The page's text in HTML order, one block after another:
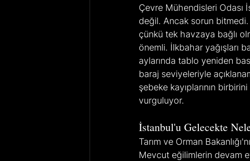
Çevre Mühendisleri Odası
değil. Ancak sorun bitmedi.
çünkü tek havzaya bağlı
önemli. İlkbahar yağışları
aylarında tablo yeniden
baraj seviyeleriyle
şebeke kayıplarının
vurguluyor.
İstanbul'u Gelecekte
Tarım ve Orman
Mevcut eğilimlerin devam